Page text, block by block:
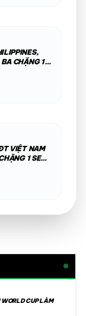
CHẶNG 1
VIỆT NAM
1 SEA
CUP LÀM